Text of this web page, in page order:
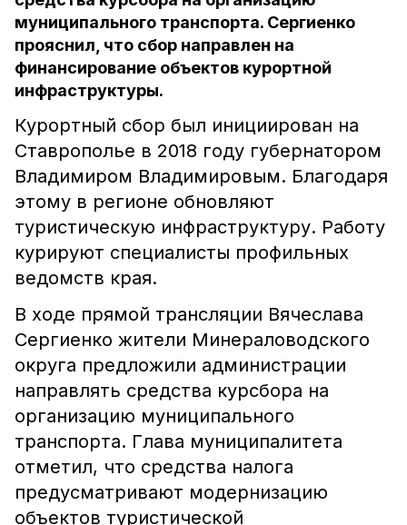
муниципального транспорта. Сергиенко
прояснил, что сбор направлен на
финансирование объектов курортной
инфраструктуры.
Курортный сбор был инициирован на
Ставрополье в 2018 году губернатором
Владимиром Владимировым. Благодаря
этому в регионе обновляют
туристическую инфраструктуру. Работу
курируют специалисты профильных
ведомств края.
В ходе прямой трансляции Вячеслава
Сергиенко жители Минераловодского
округа предложили администрации
направлять средства курсбора на
организацию муниципального
транспорта. Глава муниципалитета
отметил, что средства налога
предусматривают модернизацию
объектов туристической